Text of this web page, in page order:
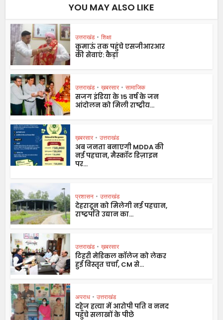
YOU MAY ALSO LIKE
उत्तराखंड • शिक्षा
कुमाऊं तक पहुंचे एसजीआरआर
की सेवाएं: कैड़ा
उत्तराखंड • ख़बरसार • सामाजिक
सजग इंडिया के 15 वर्ष के जन
आंदोलन को मिली राष्ट्रीय...
ख़बरसार • उत्तराखंड
अब जनता बनाएगी MDDA की
नई पहचान, मैस्कॉट डिज़ाइन
पर...
प्रशासन • उत्तराखंड
देहरादून को मिलेगी नई पहचान,
राष्ट्रपति उद्यान का...
उत्तराखंड • ख़बरसार
टिहरी मेडिकल कॉलेज को लेकर
हुई विस्तृत चर्चा, CM से...
अपराध • उत्तराखंड
दहेज हत्या में आरोपी पति व ननद
पहुँचे सलाखों के पीछे